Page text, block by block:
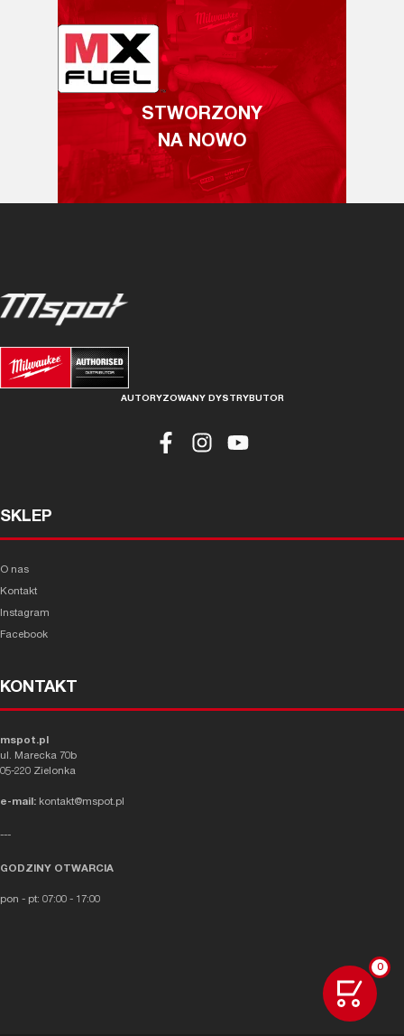
0
STWORZONY
NA NOWO
AUTORYZOWANY DYSTRYBUTOR
SKLEP
O nas
Kontakt
Instagram
Facebook
KONTAKT
mspot.pl
ul. Marecka 70b
05-220 Zielonka
e-mail: kontakt@mspot.pl
---
GODZINY OTWARCIA
pon - pt: 07:00 - 17:00